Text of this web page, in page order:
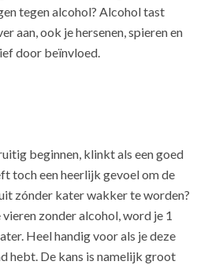
tegen alcohol? Alcohol tast
aan, ook je hersenen, spieren en
door beïnvloed.
beginnen, klinkt als een goed
toch een heerlijk gevoel om de
zónder kater wakker te worden?
zonder alcohol, word je 1
Heel handig voor als je deze
hebt. De kans is namelijk groot